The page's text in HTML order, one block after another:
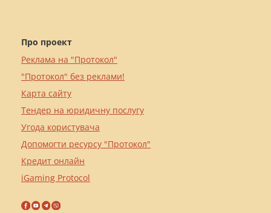
Про проект
Реклама на "Протокол"
"Протокол" без реклами!
Карта сайту
Тендер на юридичну послугу
Угода користувача
Допомогти ресурсу "Протокол"
Кредит онлайн
iGaming Protocol